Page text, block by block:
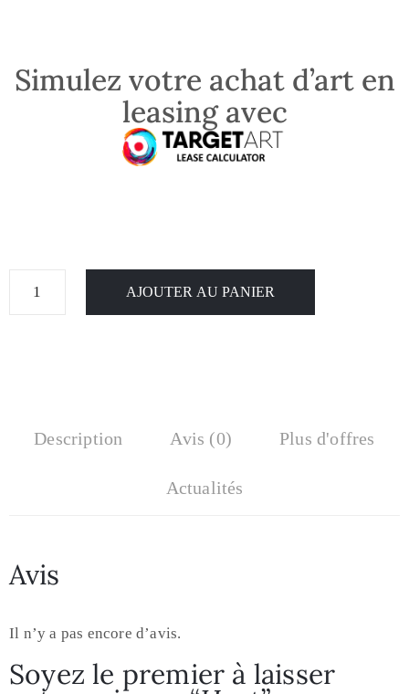
Simulez votre achat d’art en
leasing avec
AJOUTER AU PANIER
Description Avis (0) Plus d'offres
Actualités
Avis
Il n’y a pas encore d’avis.
Soyez le premier à laisser